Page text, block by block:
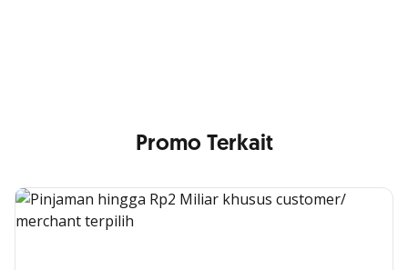
Promo Terkait